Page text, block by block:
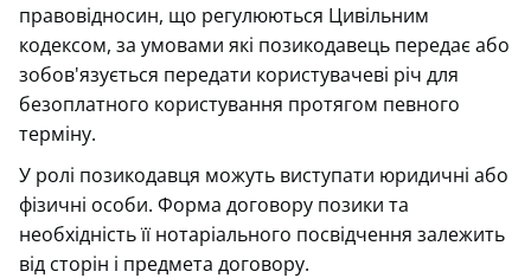
правовідносин, що регулюються Цивільним
кодексом, за умовами які позикодавець передає або
зобов'язується передати користувачеві річ для
безоплатного користування протягом певного
терміну.
У ролі позикодавця можуть виступати юридичні або
фізичні особи. Форма договору позики та
необхідність її нотаріального посвідчення залежить
від сторін і предмета договору.